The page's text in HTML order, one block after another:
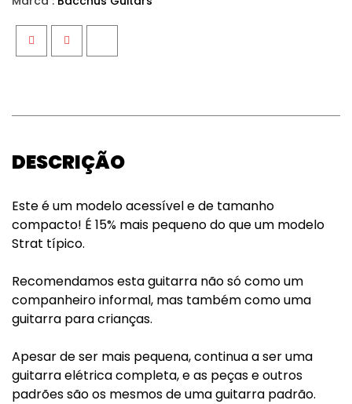
FacebookTwitterGoogle+
DESCRIÇÃO
Este é um modelo acessível e de tamanho
compacto! É 15% mais pequeno do que um modelo
Strat típico.
Recomendamos esta guitarra não só como um
companheiro informal, mas também como uma
guitarra para crianças.
Apesar de ser mais pequena, continua a ser uma
guitarra elétrica completa, e as peças e outros
padrões são os mesmos de uma guitarra padrão.